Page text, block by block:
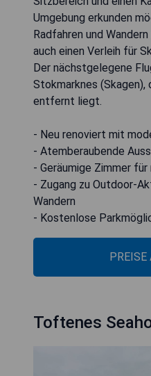
Umgebung erkunden
Radfahren und
auch einen Verleih für
Der nächstgelegene
Stokmarknes (Skagen),
entfernt liegt.
- Neu renoviert mit
- Atemberaubende
- Geräumige Zimmer
- Zugang zu Outdoor-
Wandern
- Kostenlose
PREISE
Toftenes